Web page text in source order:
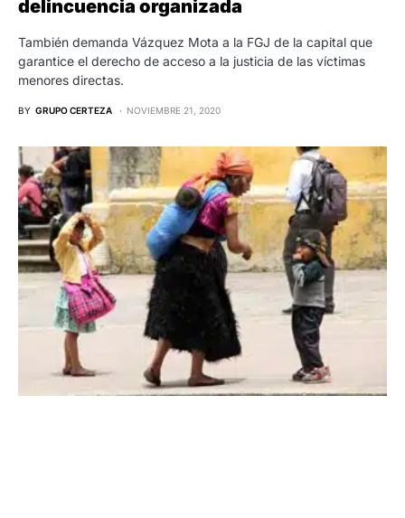
delincuencia organizada
También demanda Vázquez Mota a la FGJ de la capital que
garantice el derecho de acceso a la justicia de las víctimas
menores directas.
BY GRUPO CERTEZA NOVIEMBRE 21, 2020